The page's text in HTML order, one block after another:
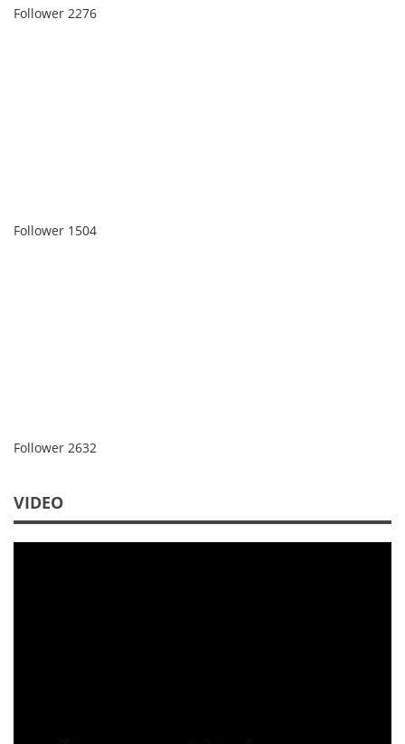
Follower 2276
Follower 1504
Follower 2632
VIDEO